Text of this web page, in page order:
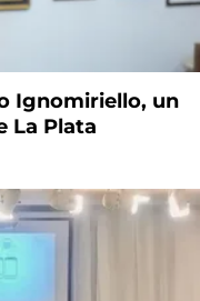
Ignomiriello, un
La Plata